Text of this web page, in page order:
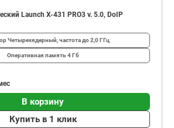
Launch X-431 PRO3 v. 5.0, DoIP
Четырехядерный, частота до 2,0 ГГц
Оперативная память4 Гб
В корзину
Купить в 1 клик